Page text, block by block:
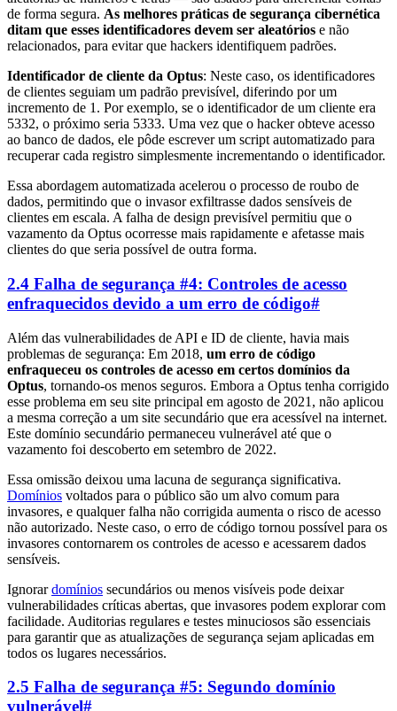
de forma segura. As melhores práticas de segurança cibernética
ditam que esses identificadores devem ser aleatórios e não
relacionados, para evitar que hackers identifiquem padrões.
Identificador de cliente da Optus: Neste caso, os identificadores
de clientes seguiam um padrão previsível, diferindo por um
incremento de 1. Por exemplo, se o identificador de um cliente era
5332, o próximo seria 5333. Uma vez que o hacker obteve acesso
ao banco de dados, ele pôde escrever um script automatizado para
recuperar cada registro simplesmente incrementando o identificador.
Essa abordagem automatizada acelerou o processo de roubo de
dados, permitindo que o invasor exfiltrasse dados sensíveis de
clientes em escala. A falha de design previsível permitiu que o
vazamento da Optus ocorresse mais rapidamente e afetasse mais
clientes do que seria possível de outra forma.
2.4 Falha de segurança #4: Controles de acesso
enfraquecidos devido a um erro de código#
Além das vulnerabilidades de API e ID de cliente, havia mais
problemas de segurança: Em 2018, um erro de código
enfraqueceu os controles de acesso em certos domínios da
Optus, tornando-os menos seguros. Embora a Optus tenha corrigido
esse problema em seu site principal em agosto de 2021, não aplicou
a mesma correção a um site secundário que era acessível na internet.
Este domínio secundário permaneceu vulnerável até que o
vazamento foi descoberto em setembro de 2022.
Essa omissão deixou uma lacuna de segurança significativa.
Domínios voltados para o público são um alvo comum para
invasores, e qualquer falha não corrigida aumenta o risco de acesso
não autorizado. Neste caso, o erro de código tornou possível para os
invasores contornarem os controles de acesso e acessarem dados
sensíveis.
Ignorardomínios secundários ou menos visíveis pode deixar
vulnerabilidades críticas abertas, que invasores podem explorar com
facilidade. Auditorias regulares e testes minuciosos são essenciais
para garantir que as atualizações de segurança sejam aplicadas em
todos os lugares necessários.
2.5 Falha de segurança #5: Segundo domínio
vulnerável#